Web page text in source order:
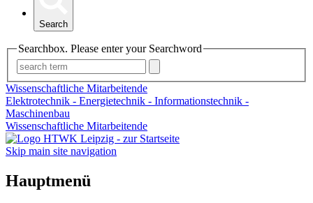
Search
Searchbox. Please enter your Searchword
Wissenschaftliche Mitarbeitende
Elektrotechnik - Energietechnik - Informationstechnik -
Maschinenbau
Wissenschaftliche Mitarbeitende
Skip main site navigation
Hauptmenü